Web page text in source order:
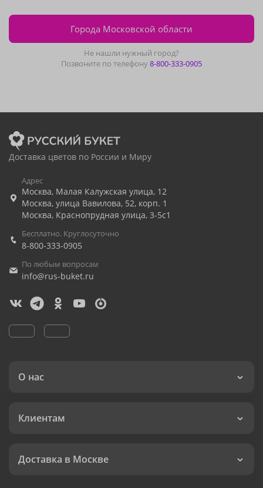
Города Московской области
Не нашли нужный город?
Позвоните по телефону8-800-333-0905
Доставка цветов по России и Миру
Адрес
Москва, Малая Калужская улица, 12
Москва, улица Вавилова, 52, корп. 1
Москва, Краснопрудная улица, 3-5с1
Бесплатно. Круглосуточно
8-800-333-0905
По любым вопросам
info@rus-buket.ru
О нас
Клиентам
Доставка в Москве